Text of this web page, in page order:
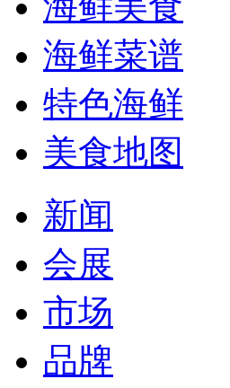
海鲜菜谱
特色海鲜
美食地图
新闻
会展
市场
品牌